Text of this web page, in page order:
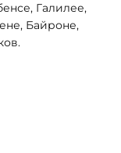
Галилее,
Байроне,